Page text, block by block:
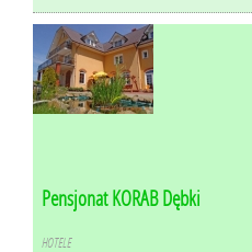
Pensjonat KORAB Dębki
HOTELE